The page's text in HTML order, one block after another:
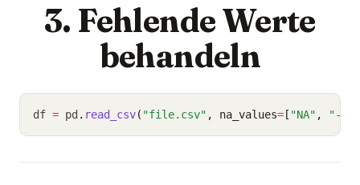
3. Fehlende Werte
behandeln
df = pd . read_csv( "file.csv" , na_values= [ "NA" , "-"